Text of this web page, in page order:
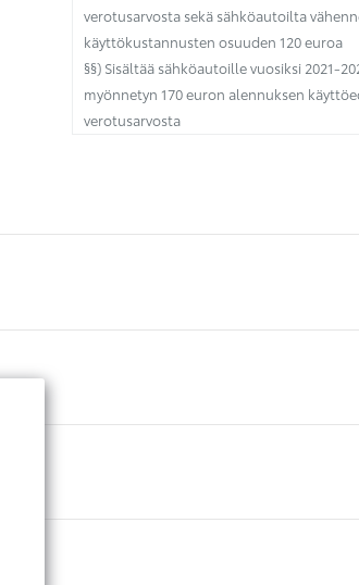
verotusarvosta sekä sähköautoilta
käyttökustannusten osuuden 120 euroa
§§) Sisältää sähköautoille vuosiksi 2021-
myönnetyn 170 euron alennuksen
verotusarvosta